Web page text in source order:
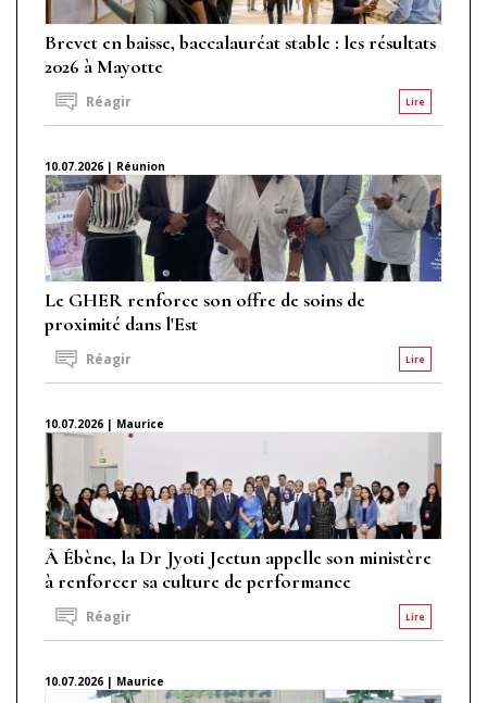
Brevet en baisse, baccalauréat stable : les résultats
2026 à Mayotte
Lire
Réagir
10.07.2026 | Réunion
Le GHER renforce son offre de soins de
proximité dans l'Est
Lire
Réagir
10.07.2026 | Maurice
À Ébène, la Dr Jyoti Jeetun appelle son ministère
à renforcer sa culture de performance
Lire
Réagir
10.07.2026 | Maurice